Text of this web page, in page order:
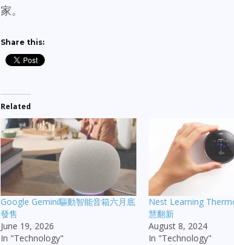
家。
Share this:
Related
Google Gemini驅動智能音箱六月底
發售
June 19, 2026
In "Technology"
Nest Learning
慧翻新
August 8, 2024
In "Technology"